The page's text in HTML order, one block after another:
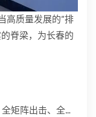
高质量发展的“排
脊梁，为长春的
全矩阵出击、全流程追